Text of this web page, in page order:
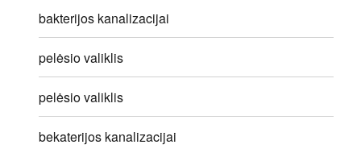
bakterijos kanalizacijai
pelėsio valiklis
pelėsio valiklis
bekaterijos kanalizacijai